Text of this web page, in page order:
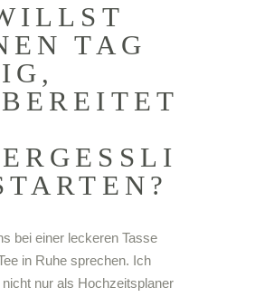
TAG
bei einer leckeren Tasse
in Ruhe sprechen. Ich
nicht nur als Hochzeitsplaner